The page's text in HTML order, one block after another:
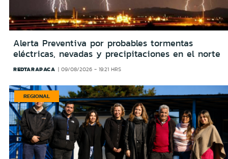
Alerta Preventiva por probables tormentas
eléctricas, nevadas y precipitaciones en el norte
REDTARAPACA 09/08/2026 - 19:21 HRS
REGIONAL